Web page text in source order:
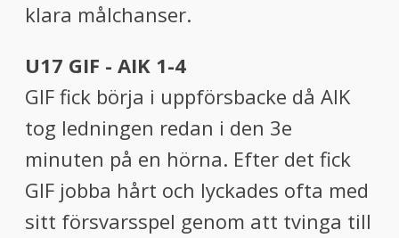
klara målchanser.
U17 GIF - AIK 1-4
GIF fick börja i uppförsbacke då AIK
tog ledningen redan i den 3e
minuten på en hörna. Efter det fick
GIF jobba hårt och lyckades ofta med
sitt försvarsspel genom att tvinga till